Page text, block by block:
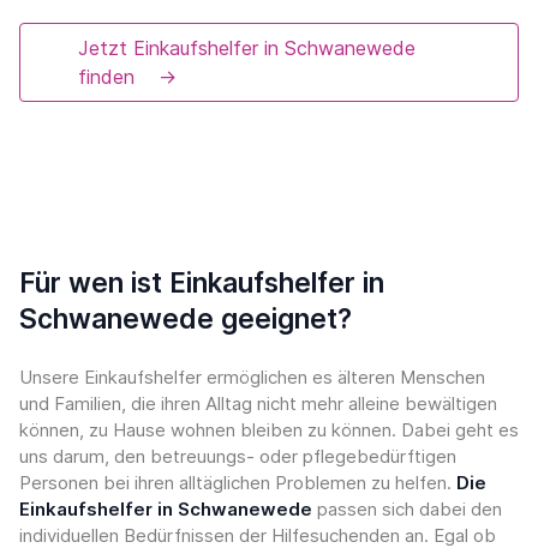
Jetzt Einkaufshelfer in Schwanewede
finden
→
Für wen ist Einkaufshelfer in
Schwanewede geeignet?
Unsere Einkaufshelfer ermöglichen es älteren Menschen
und Familien, die ihren Alltag nicht mehr alleine bewältigen
können, zu Hause wohnen bleiben zu können. Dabei geht es
uns darum, den betreuungs- oder pflegebedürftigen
Personen bei ihren alltäglichen Problemen zu helfen. Die
Einkaufshelfer in Schwanewede passen sich dabei den
individuellen Bedürfnissen der Hilfesuchenden an. Egal ob